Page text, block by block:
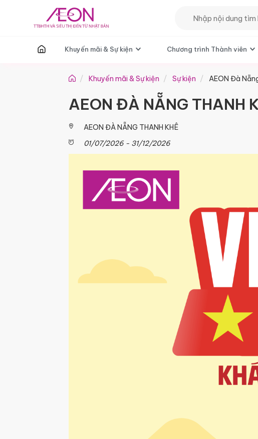
T Khuyến mãi & Sự kiện Chương trình Thành viên
Khuyến mãi & Sự kiện Sự kiện AEON Đà
AEON ĐÀ NẴNG THANH
AEON ĐÀ NẴNG THANH KHÊ
01/07/2026 - 31/12/2026